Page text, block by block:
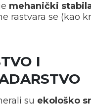
mehanički
rastvara se (kao
I
su ekološko